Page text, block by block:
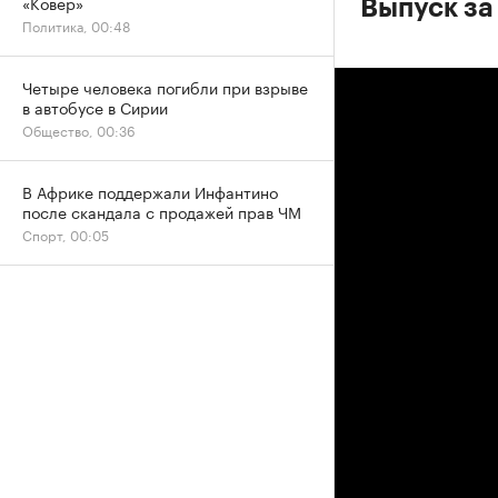
Выпуск за
Политика, 00:48
Четыре человека погибли при взрыве
в автобусе в Сирии
Общество, 00:36
В Африке поддержали Инфантино
после скандала с продажей прав ЧМ
Спорт, 00:05